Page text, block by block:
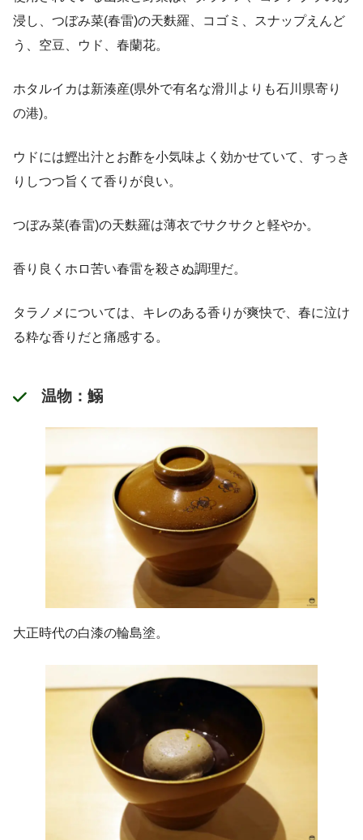
浸し、つぼみ菜(春雷)の天麩羅、コゴミ、スナップえんど
う、空豆、ウド、春蘭花。
ホタルイカは新湊産(県外で有名な滑川よりも石川県寄り
の港)。
ウドには鰹出汁とお酢を小気味よく効かせていて、すっき
りしつつ旨くて香りが良い。
つぼみ菜(春雷)の天麩羅は薄衣でサクサクと軽やか。
香り良くホロ苦い春雷を殺さぬ調理だ。
タラノメについては、キレのある香りが爽快で、春に泣け
る粋な香りだと痛感する。
温物：鰯
大正時代の白漆の輪島塗。